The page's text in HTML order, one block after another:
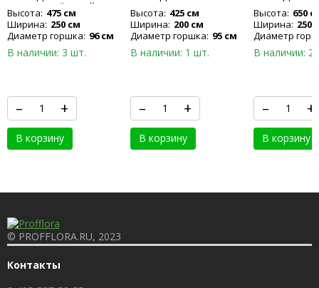
РАЗВЕТВЛЁННЫЙ
Высота: 475 см
Ширина: 250 см
Диаметр горшка: 96 см
В наличии: 3 шт.
– +
В корзину
Высота: 425 см
Ширина: 200 см
Диаметр горшка: 95 см
В наличии: 1 шт.
– +
В корзину
Высота: 650
Ширина: 250
Диаметр
В наличии: 2
– +
В корзину
© PROFFLORA.RU, 2023
Контакты